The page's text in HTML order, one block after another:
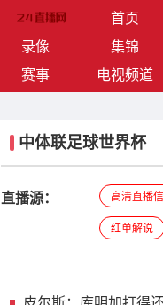
首页
录像
集锦
赛事
电视频道
中体联足球世界杯
直播源： 高清直播
红单解说